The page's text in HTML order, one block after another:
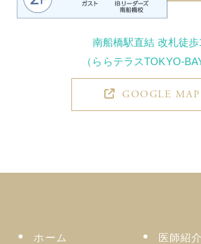
南船橋駅直結 改札徒歩
（ららテラスTOKYO-
GOOGLE MAP
ホーム
医師紹介